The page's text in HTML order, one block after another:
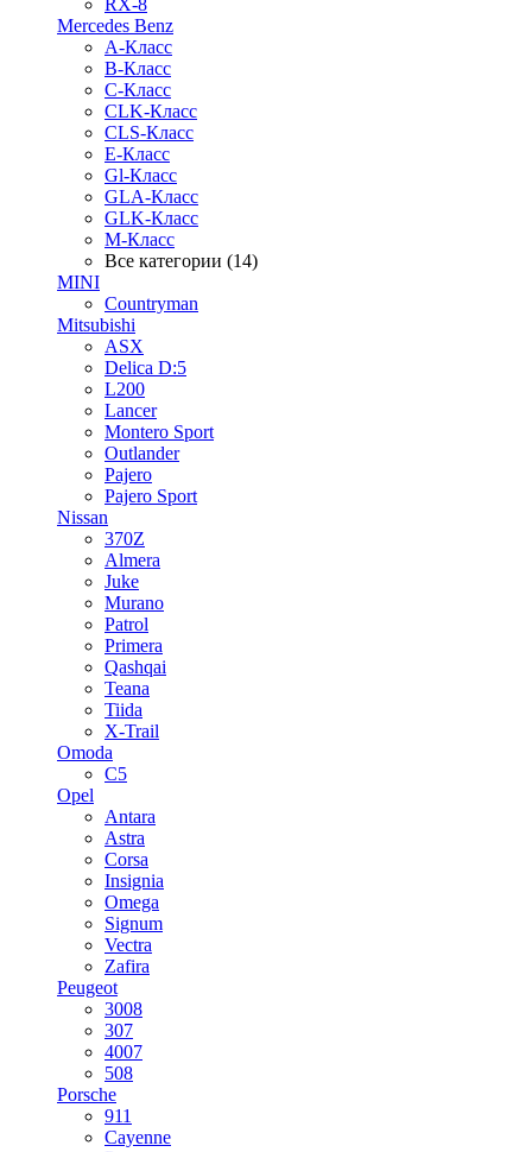
RX-8
Mercedes Benz
A-Класс
B-Класс
C-Класс
CLK-Класс
CLS-Класс
E-Класс
Gl-Класс
GLA-Класс
GLK-Класс
M-Класс
Все категории (14)
MINI
Countryman
Mitsubishi
ASX
Delica D:5
L200
Lancer
Montero Sport
Outlander
Pajero
Pajero Sport
Nissan
370Z
Almera
Juke
Murano
Patrol
Primera
Qashqai
Teana
Tiida
X-Trail
Omoda
C5
Opel
Antara
Astra
Corsa
Insignia
Omega
Signum
Vectra
Zafira
Peugeot
3008
307
4007
508
Porsche
911
Cayenne